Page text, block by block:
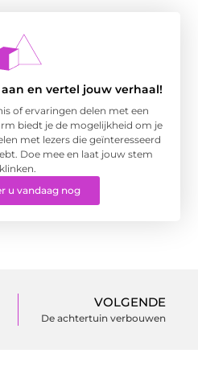
en vertel jouw verhaal!
of ervaringen delen met een
biedt je de mogelijkheid om je
met lezers die geïnteresseerd
Doe mee en laat jouw stem
klinken.
u vandaag nog
VOLGENDE
De achtertuin verbouwen